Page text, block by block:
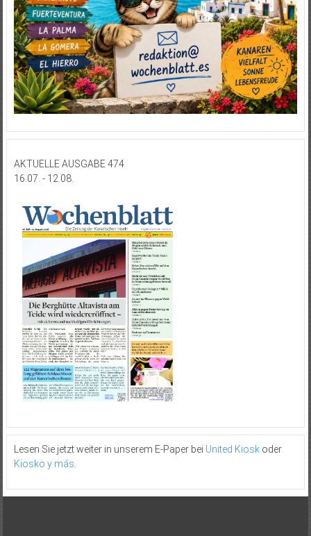
AKTUELLE AUSGABE 474
16.07. - 12.08.
Lesen Sie jetzt weiter in unserem E-Paper bei United Kioskoder
Kiosko y más.